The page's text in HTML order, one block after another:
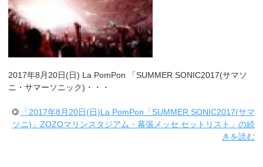
2017年8月20日(日) La PomPon 「SUMMER SONIC2017(サマソ
ニ・サマーソニック)・・・
「2017年8月20日(日)La PomPon「SUMMER SONIC2017(サマ
ソニ)」ZOZOマリンスタジアム・幕張メッセ セットリスト」の続
きを読む